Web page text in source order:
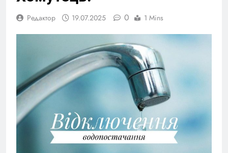
Редактор 19.07.2025 0 1 Mins